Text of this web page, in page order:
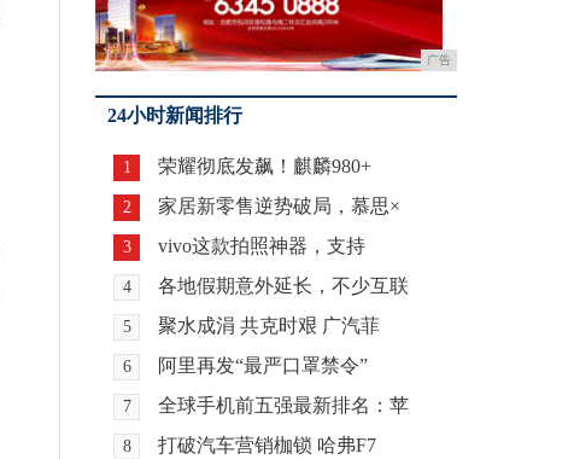
广告
24小时新闻排行
1 荣耀彻底发飙！麒麟980+
2 家居新零售逆势破局，慕思×
3 vivo这款拍照神器，支持
4 各地假期意外延长，不少互联
5 聚水成涓 共克时艰 广汽菲
6 阿里再发“最严口罩禁令”
7 全球手机前五强最新排名：苹
8 打破汽车营销枷锁 哈弗F7